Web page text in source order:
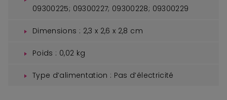
09300225; 09300227; 09300228; 09300229
Dimensions : 2,3 x 2,6 x 2,8 cm
Poids : 0,02 kg
Type d’alimentation : Pas d’électricité